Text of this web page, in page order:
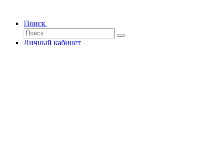
Поиск
Личный кабинет